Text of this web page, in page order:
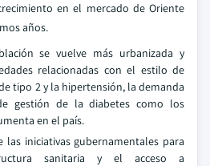
en el mercado de Oriente
años.
se vuelve más urbanizada y
relacionadas con el estilo de
tipo 2 y la hipertensión, la demanda
gestión de la diabetes como los
en el país.
las iniciativas gubernamentales para
sanitaria y el acceso a